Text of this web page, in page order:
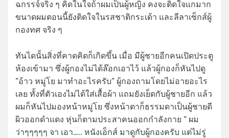
ฉกรรจ์จริง ๆ คิดในใจถ้าผมเป็นผู้หญิง คงจะติดใจแกมาก
ขนาดผมตอนนี้ยังติดใจในรสชาติกระเด้า และลีลาเซ็กส์ผู้
กองทศ จริง ๆ
ทันไดนั้นสิ่งที่คาดคิดก็เกิดขึ้น เมื่อ มีผู้ชายอีกคนเปิดประตู
ห้องเข้ามา ซึ่งผู้กองไม่ได้ล๊อกเอาไว้ แล้วผู้กองก็หันไปดู
“อ้าว หมู่โย มาทำอะไรครับ“ ผู้กองถามโดยไม่อายอะไร
เลย ทั้งที่ตัวเองไม่ได้ใส่เสื้อผ้า แถมยังเย็ดกับผู้ชายอีก แล้ว
ผมก็หันไปมองหน้าหมู่โย ซึ่งหน้าตาก็ธรรมดาเป็นผู้ชายดี
ผิวออกดำแดง หุ่นก็ตามประสาคนออกกำลังกาย “ ผม
ว่าๆๆๆๆๆ จา เอา….. หนังเอ็กส์ มาดูกับผู้กองครับ แต่ไม่รู่